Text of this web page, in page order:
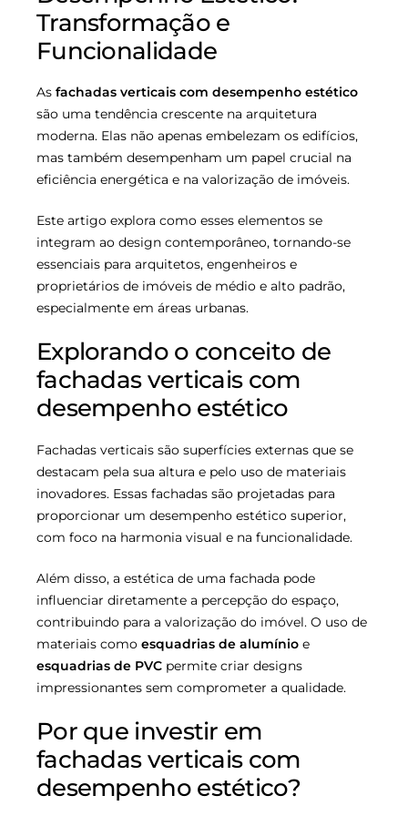
Transformação e
Funcionalidade
As fachadas verticais com desempenho estético
são uma tendência crescente na arquitetura
moderna. Elas não apenas embelezam os edifícios,
mas também desempenham um papel crucial na
eficiência energética e na valorização de imóveis.
Este artigo explora como esses elementos se
integram ao design contemporâneo, tornando-se
essenciais para arquitetos, engenheiros e
proprietários de imóveis de médio e alto padrão,
especialmente em áreas urbanas.
Explorando o conceito de
fachadas verticais com
desempenho estético
Fachadas verticais são superfícies externas que se
destacam pela sua altura e pelo uso de materiais
inovadores. Essas fachadas são projetadas para
proporcionar um desempenho estético superior,
com foco na harmonia visual e na funcionalidade.
Além disso, a estética de uma fachada pode
influenciar diretamente a percepção do espaço,
contribuindo para a valorização do imóvel. O uso de
materiais como esquadrias de alumínio e
esquadrias de PVC permite criar designs
impressionantes sem comprometer a qualidade.
Por que investir em
fachadas verticais com
desempenho estético?